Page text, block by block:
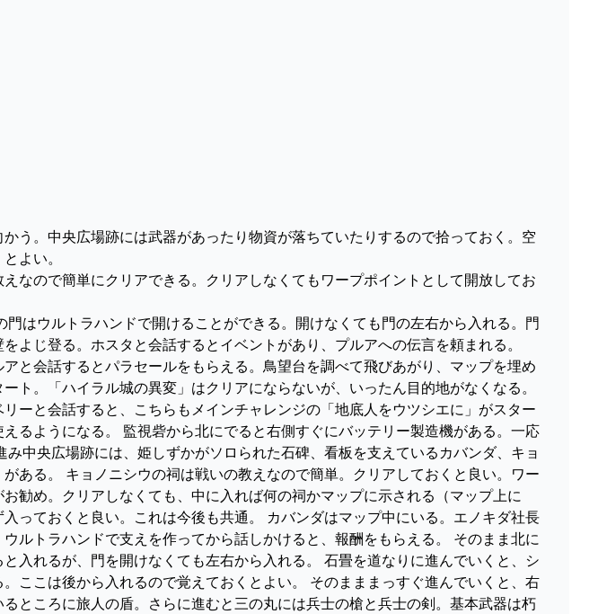
う。中央広場跡には武器があったり物資が落ちていたりするので拾っておく。空
よい。
なので簡単にクリアできる。クリアしなくてもワープポイントとして開放してお
はウルトラハンドで開けることができる。開けなくても門の左右から入れる。門
よじ登る。ホスタと会話するとイベントがあり、プルアへの伝言を頼まれる。
と会話するとパラセールをもらえる。鳥望台を調べて飛びあがり、マップを埋め
ト。「ハイラル城の異変」はクリアにならないが、いったん目的地がなくなる。
ーと会話すると、こちらもメインチャレンジの「地底人をウツシエに」がスター
るようになる。 監視砦から北にでると右側すぐにバッテリー製造機がある。一応
中央広場跡には、姫しずかがソロられた石碑、看板を支えているカバンダ、キョ
ある。 キョノニシウの祠は戦いの教えなので簡単。クリアしておくと良い。ワー
勧め。クリアしなくても、中に入れば何の祠かマップに示される（マップ上に
っておくと良い。これは今後も共通。 カバンダはマップ中にいる。エノキダ社長
ルトラハンドで支えを作ってから話しかけると、報酬をもらえる。 そのまま北に
入れるが、門を開けなくても左右から入れる。 石畳を道なりに進んでいくと、シ
ここは後から入れるので覚えておくとよい。 そのまままっすぐ進んでいくと、右
ところに旅人の盾。さらに進むと三の丸には兵士の槍と兵士の剣。基本武器は朽